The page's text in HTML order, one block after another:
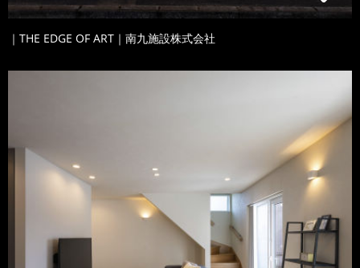
｜THE EDGE OF ART｜南九施設株式会社